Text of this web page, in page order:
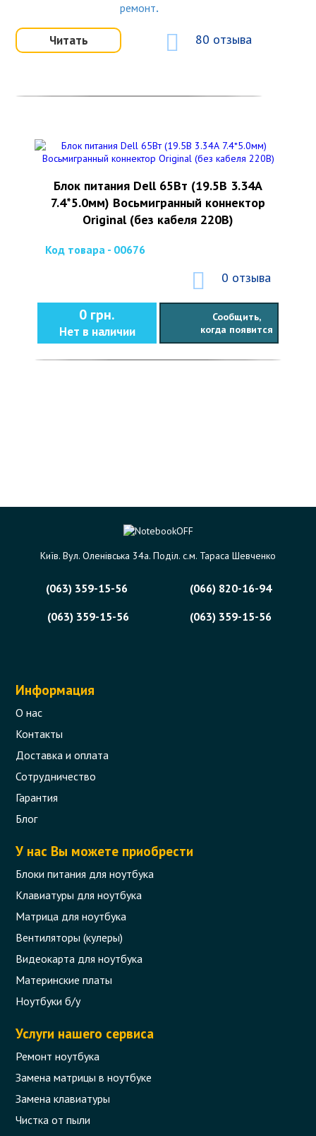
ремонт.
Читать 80 отзыва
Блок питания Dell 65Вт (19.5В 3.34А
7.4*5.0мм) Восьмигранный коннектор
Original (без кабеля 220В)
Код товара - 00676
0 отзыва
0 грн.
Нет в наличии
Сообщить,
когда появится
Київ. Вул. Оленівська 34а. Поділ. с.м. Тараса Шевченко
(063) 359-15-56
(066) 820-16-94
(063) 359-15-56
(063) 359-15-56
Информация
О нас
Контакты
Доставка и оплата
Сотрудничество
Гарантия
Блог
У нас Вы можете приобрести
Блоки питания для ноутбука
Клавиатуры для ноутбука
Матрица для ноутбука
Вентиляторы (кулеры)
Видеокарта для ноутбука
Материнские платы
Ноутбуки б/у
Услуги нашего сервиса
Ремонт ноутбука
Замена матрицы в ноутбуке
Замена клавиатуры
Чистка от пыли